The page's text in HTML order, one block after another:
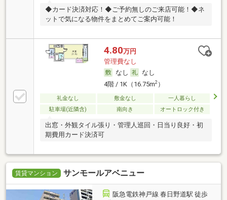
◆カード決済対応！◆ご予約無しのご来店可能！◆ネ
ットで気になる物件をまとめてご案内可能！
4.80万円
管理費なし
なし
なし
4階 / 1K（16.75m2）
礼金なし 敷金なし
一人暮らし
駐車場(近隣含)
南向き オートロック付き
出窓・外観タイル張り・管理人巡回・日当り良好・初
期費用カード決済可
賃貸マンション サンモールアベニュー
阪急電鉄神戸線 春日野道駅 徒歩